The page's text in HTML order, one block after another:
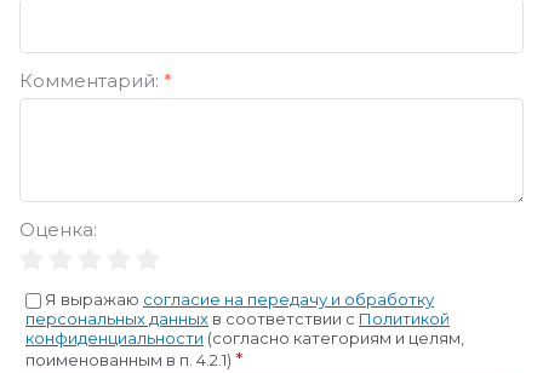
Комментарий: *
Оценка:
Я выражаю согласие на передачу и обработку
персональных данных в соответствии с Политикой
конфиденциальности (согласно категориям и целям,
поименованным в п. 4.2.1) *